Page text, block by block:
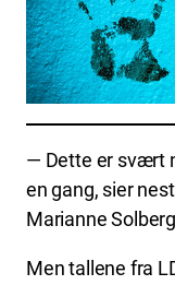
— Dette er svært
en gang, sier
Marianne
Men tallene fra